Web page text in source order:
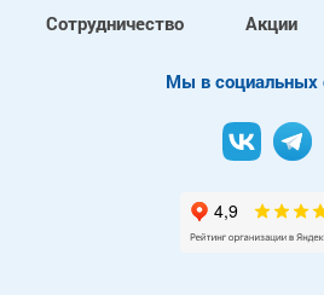
Сотрудничество
Акции
Mы в социальных